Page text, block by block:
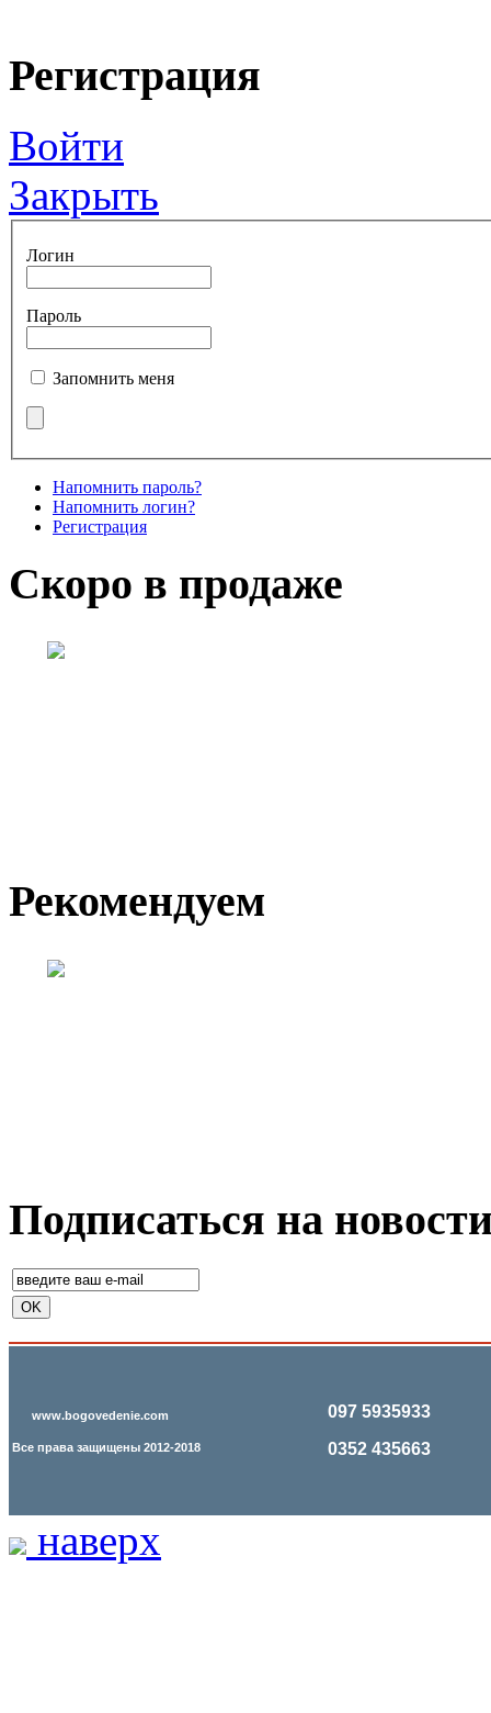
Регистрация
Войти
Закрыть
Логин
Пароль
Запомнить меня
Напомнить пароль?
Напомнить логин?
Регистрация
Скоро в продаже
Рекомендуем
Подписаться на
www.bogovedenie.com
Все права защищены 2012-2018
097 5935933
0352 435663
наверх